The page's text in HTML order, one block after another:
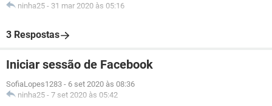
ninha25 - 31 mar 2020 às 05:16
3 Respostas
Iniciar sessão de Facebook
SofiaLopes1283 - 6 set 2020 às 08:36
ninha25 - 7 set 2020 às 05:42